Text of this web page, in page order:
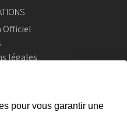
légales